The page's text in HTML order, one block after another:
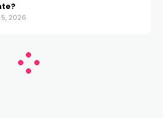
5, 2026